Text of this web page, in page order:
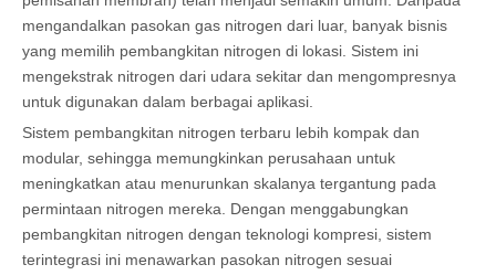
mengandalkan pasokan gas nitrogen dari luar, banyak bisnis
yang memilih pembangkitan nitrogen di lokasi. Sistem ini
mengekstrak nitrogen dari udara sekitar dan mengompresnya
untuk digunakan dalam berbagai aplikasi.
Sistem pembangkitan nitrogen terbaru lebih kompak dan
modular, sehingga memungkinkan perusahaan untuk
meningkatkan atau menurunkan skalanya tergantung pada
permintaan nitrogen mereka. Dengan menggabungkan
pembangkitan nitrogen dengan teknologi kompresi, sistem
terintegrasi ini menawarkan pasokan nitrogen sesuai